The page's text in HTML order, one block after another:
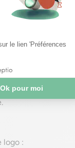
sont
Ils
une
paie
logo :